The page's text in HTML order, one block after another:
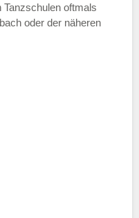
Tanzschulen oftmals
oder der näheren